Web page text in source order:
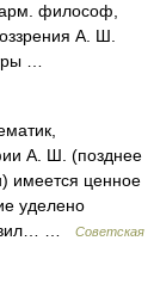
философ,
А. Ш.
…
А. Ш. (позднее
имеется ценное
уделено
…
Советская